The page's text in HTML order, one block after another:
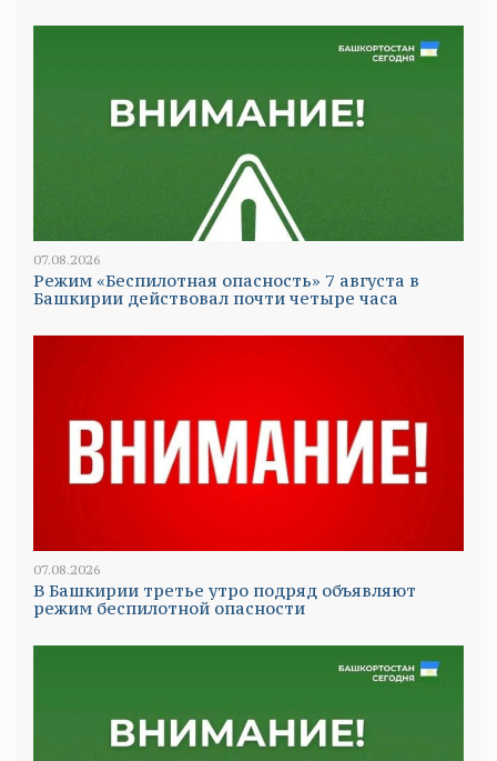
07.08.2026
Режим «Беспилотная опасность» 7 августа в
Башкирии действовал почти четыре часа
07.08.2026
В Башкирии третье утро подряд объявляют
режим беспилотной опасности